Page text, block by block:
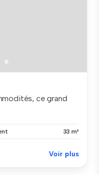
ce grand
33 m²
Voir plus